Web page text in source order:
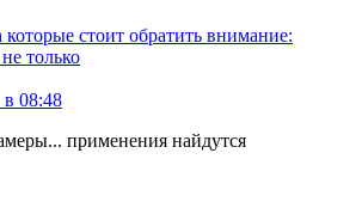
стоит обратить внимание:
только
в 08:48
применения найдутся